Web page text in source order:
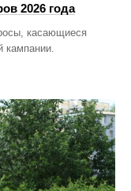
2026 года
касающиеся